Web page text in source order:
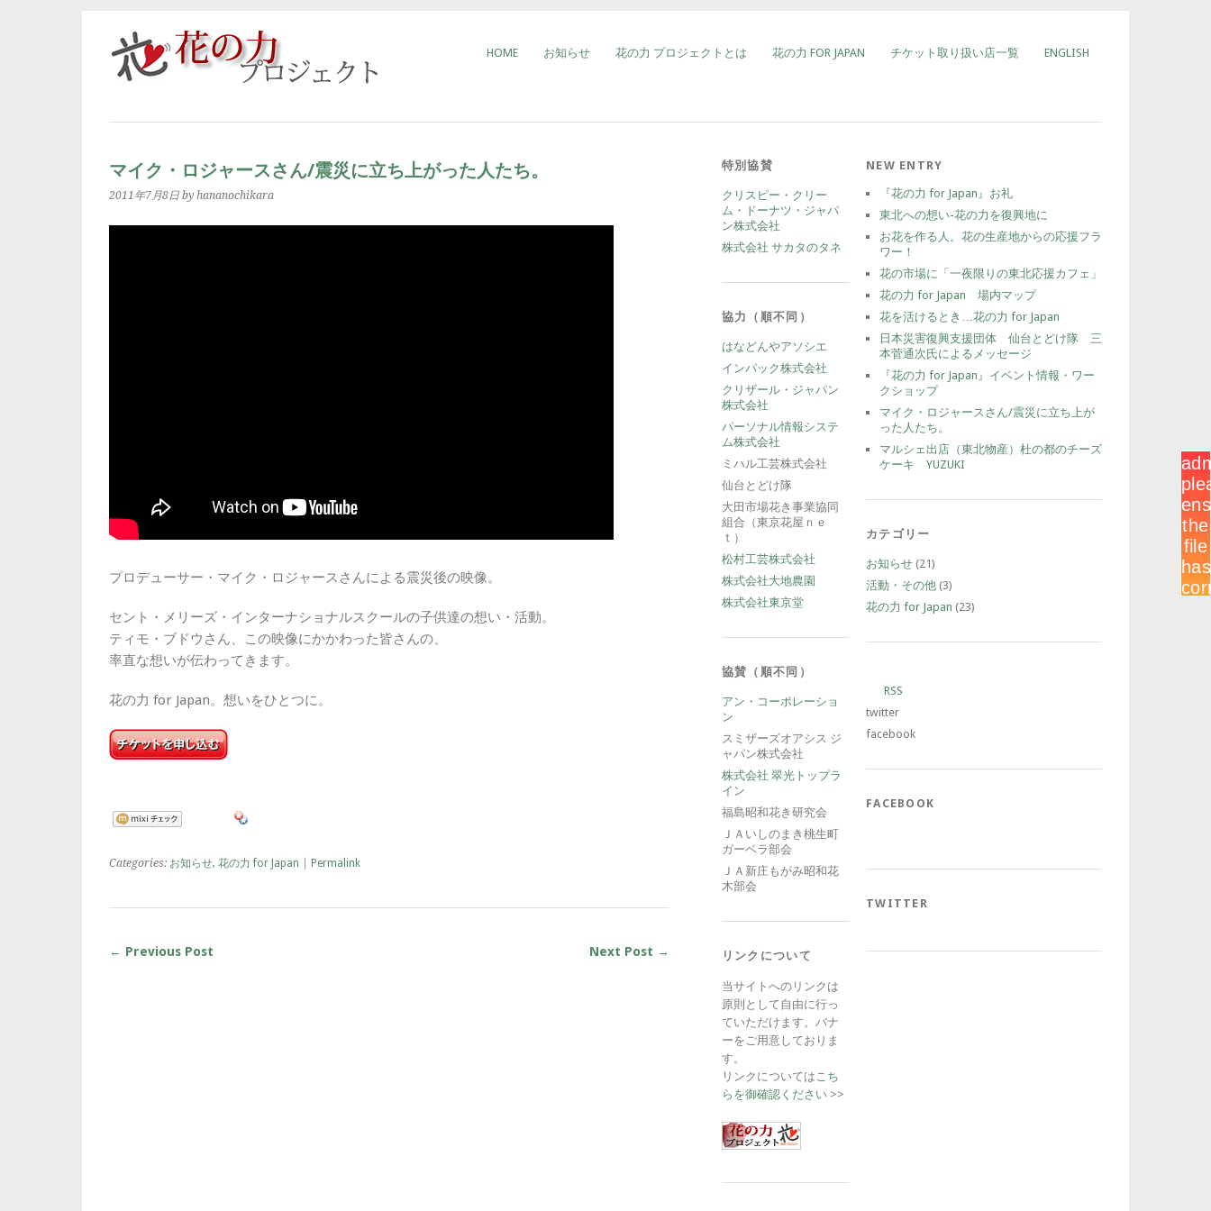
HOME お知らせ 花の力 プロジェクトとは 花の力 FOR JAPAN チケット取り扱い店一覧 ENGLISH
マイク・ロジャースさん/震災に立ち上がった人たち。
2011年7月8日 by hananochikara
プロデューサー・マイク・ロジャースさんによる震災後の映像。
セント・メリーズ・インターナショナルスクールの子供達の想い・活動。
ティモ・ブドウさん、この映像にかかわった皆さんの、
率直な想いが伝わってきます。
花の力 for Japan。想いをひとつに。
Categories: お知らせ, 花の力 for Japan Permalink
← Previous Post Next Post →
特別協賛
クリスピー・クリー
ム・ドーナツ・ジャパ
ン株式会社
株式会社 サカタのタネ
協力（順不同）
はなどんやアソシエ
インパック株式会社
クリザール・ジャパン
株式会社
パーソナル情報システ
ム株式会社
ミハル工芸株式会社
仙台とどけ隊
大田市場花き事業協同
組合（東京花屋ｎｅ
ｔ）
松村工芸株式会社
株式会社大地農園
株式会社東京堂
協賛（順不同）
アン・コーポレーショ
ン
スミザーズオアシス ジ
ャパン株式会社
株式会社 翠光トップラ
イン
福島昭和花き研究会
ＪＡいしのまき桃生町
ガーベラ部会
ＪＡ新庄もがみ昭和花
木部会
リンクについて
当サイトへのリンクは
原則として自由に行っ
ていただけます。バナ
ーをご用意しておりま
す。
リンクについてはこち
らを御確認ください>>
NEW ENTRY
『花の力 for Japan』お礼
東北への想い-花の力を復興地に
お花を作る人。花の生産地からの応援フラ
ワー！
花の市場に「一夜限りの東北応援カフェ」
花の力 for Japan 場内マップ
花を活けるとき…花の力 for Japan
日本災害復興支援団体 仙台とどけ隊 三
本菅通次氏によるメッセージ
『花の力 for Japan』イベント情報・ワー
クショップ
マイク・ロジャースさん/震災に立ち上が
った人たち。
マルシェ出店（東北物産）杜の都のチーズ
ケーキ YUZUKI
カテゴリー
お知らせ (21)
活動・その他 (3)
花の力 for Japan (23)
RSS
twitter
facebook
FACEBOOK
TWITTER